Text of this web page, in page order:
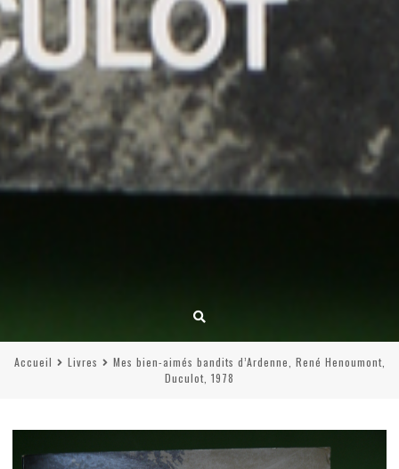
Accueil Livres
Mes bien-aimés bandits d’Ardenne, René Henoumont,
Duculot, 1978